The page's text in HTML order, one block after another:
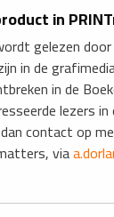
in
gelezen door
in de
in de
lezers
contact op
via